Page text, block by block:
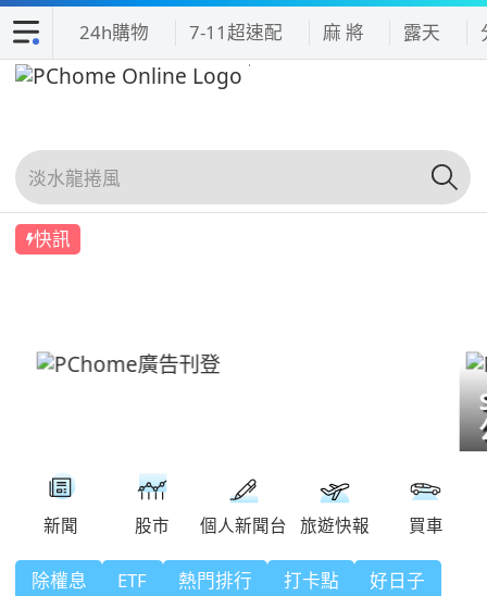
24h購物 7-11超速配 麻 將 露天
快訊
除權息 ETF 熱門排行 打卡點 好日子